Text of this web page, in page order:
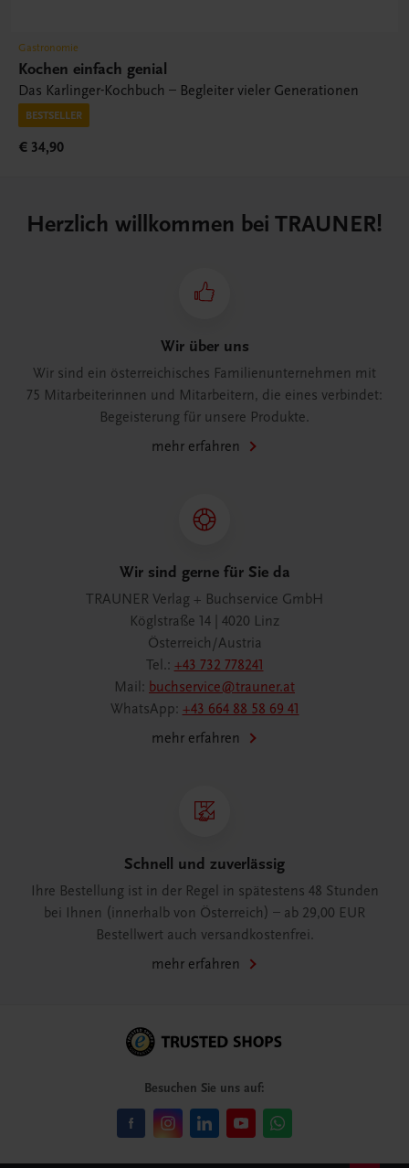
Gastronomie
Kochen einfach genial
Das Karlinger-Kochbuch – Begleiter vieler Generationen
BESTSELLER
€ 34,90
Herzlich willkommen bei TRAUNER!
Wir über uns
Wir sind ein österreichisches Familienunternehmen mit
75 Mitarbeiterinnen und Mitarbeitern, die eines verbindet:
Begeisterung für unsere Produkte.
mehr erfahren
Wir sind gerne für Sie da
TRAUNER Verlag + Buchservice GmbH
Köglstraße 14 | 4020 Linz
Österreich/Austria
Tel.: +43 732 778241
Mail: buchservice@trauner.at
WhatsApp: +43 664 88 58 69 41
mehr erfahren
Schnell und zuverlässig
Ihre Bestellung ist in der Regel in spätestens 48 Stunden
bei Ihnen (innerhalb von Österreich) – ab 29,00 EUR
Bestellwert auch versandkostenfrei.
mehr erfahren
Besuchen Sie uns auf: